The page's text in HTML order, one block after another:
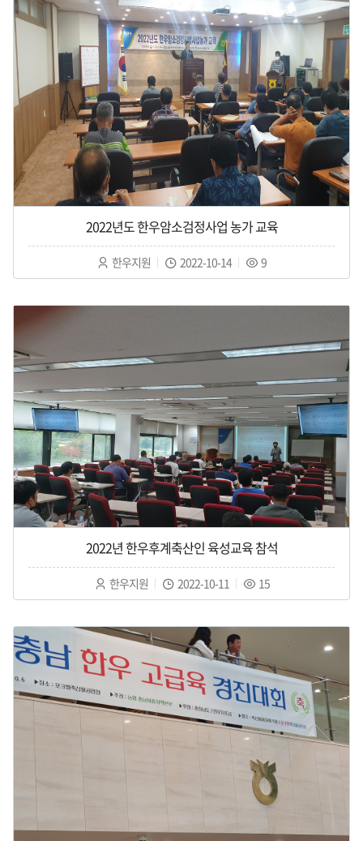
2022년도 한우암소검정사업 농가 교육
작
성
한우지원
작
성
2022-10-14
조
회
9
2022년 한우후계축산인 육성교육 참석
작
성
한우지원
작
성
2022-10-11
조
회
15